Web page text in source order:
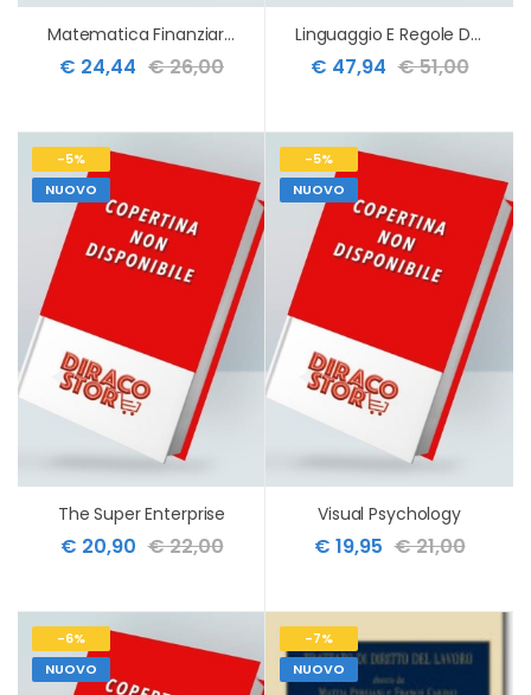
Matematica Finanziaria
€ 24,44 € 26,00
Linguaggio E Regole Del Diritto Privato 27ed
€ 47,94 € 51,00
-5%
NUOVO
The Super Enterprise
€ 20,90 € 22,00
-5%
NUOVO
Visual Psychology
€ 19,95 € 21,00
-6%
NUOVO
-7%
NUOVO